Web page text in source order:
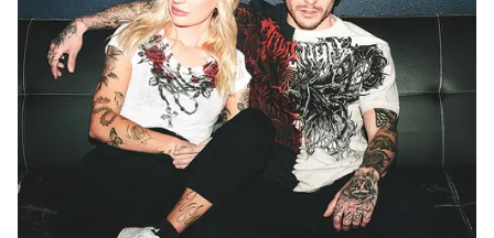
DOWNLOAD APP